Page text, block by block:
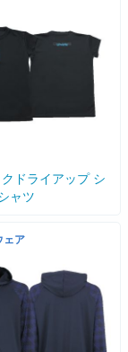
ドライアップ シ
ャツ
ェア